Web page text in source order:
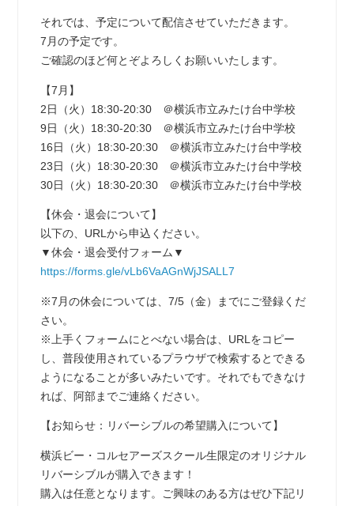
それでは、予定について配信させていただきます。
7月の予定です。
ご確認のほど何とぞよろしくお願いいたします。
【7月】
2日（火）18:30-20:30 ＠横浜市立みたけ台中学校
9日（火）18:30-20:30 ＠横浜市立みたけ台中学校
16日（火）18:30-20:30 ＠横浜市立みたけ台中学校
23日（火）18:30-20:30 ＠横浜市立みたけ台中学校
30日（火）18:30-20:30 ＠横浜市立みたけ台中学校
【休会・退会について】
以下の、URLから申込ください。
▼休会・退会受付フォーム▼
https://forms.gle/vLb6VaAGnWjJSALL7
※7月の休会については、7/5（金）までにご登録くだ
さい。
※上手くフォームにとべない場合は、URLをコピー
し、普段使用されているプラウザで検索するとできる
ようになることが多いみたいです。それでもできなけ
れば、阿部までご連絡ください。
【お知らせ：リバーシブルの希望購入について】
横浜ビー・コルセアーズスクール生限定のオリジナル
リバーシブルが購入できます！
購入は任意となります。ご興味のある方はぜひ下記リ